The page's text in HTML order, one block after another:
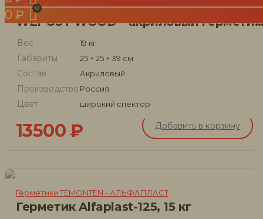
0 ₽
Акриловые герметики для швов
WEPOST WOOD – акриловый
Вес 19 кг
Габариты 25 × 25 × 39 см
Состав Акриловый
Производство Россия
Цвет широкий спектор
13500 ₽ Добавить в корзину
Герметики TEMONTEN - АЛЬФАПЛАСТ
Герметик Alfaplast-125, 15 кг